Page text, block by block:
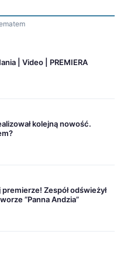
| Video | PREMIERA
kolejną nowość.
Zespół odświeżył
”Panna Andzia”